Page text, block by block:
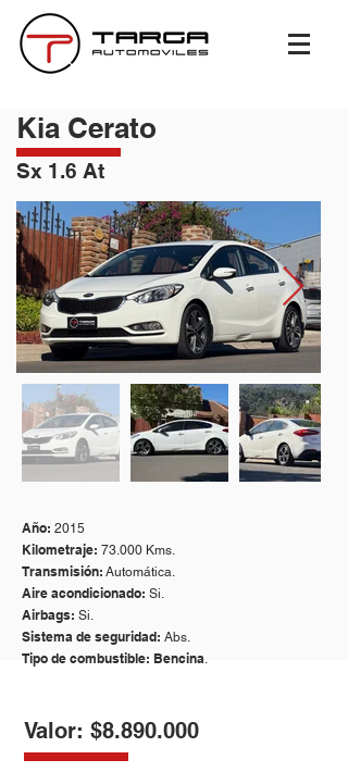
Kia Cerato
Sx 1.6 At
Año: 2015
Kilometraje: 73.000 Kms.
Transmisión: Automática.
Aire acondicionado: Si.
Airbags: Si.
Sistema de seguridad: Abs.
Tipo de combustible: Bencina.
Valor: $8.890.000